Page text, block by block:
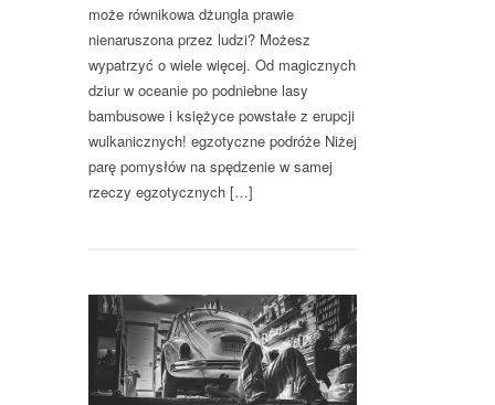
może równikowa dżungla prawie
nienaruszona przez ludzi? Możesz
wypatrzyć o wiele więcej. Od magicznych
dziur w oceanie po podniebne lasy
bambusowe i księżyce powstałe z erupcji
wulkanicznych! egzotyczne podróże Niżej
parę pomysłów na spędzenie w samej
rzeczy egzotycznych […]